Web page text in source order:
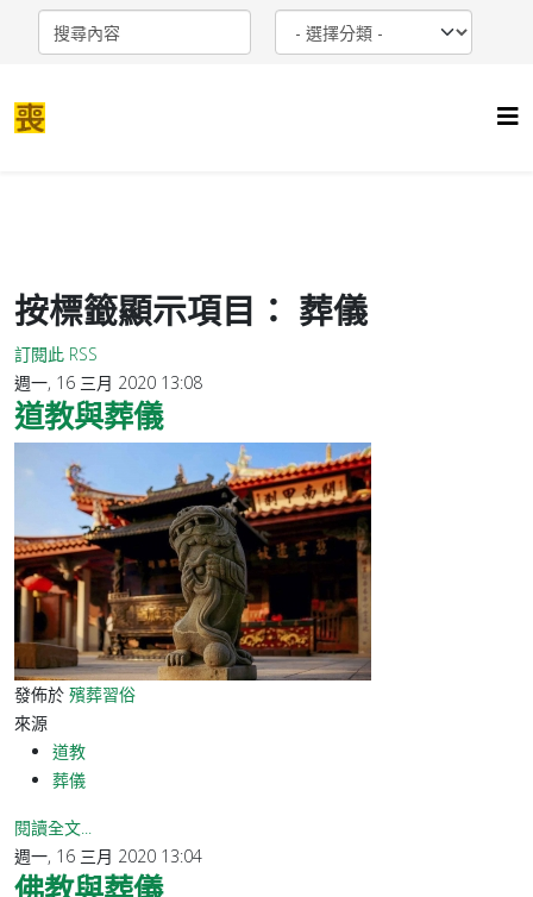
按標籤顯示項目： 葬儀
訂閱此 RSS
週一, 16 三月 2020 13:08
道教與葬儀
發佈於 殯葬習俗
來源
道教
葬儀
閱讀全文...
週一, 16 三月 2020 13:04
佛教與葬儀